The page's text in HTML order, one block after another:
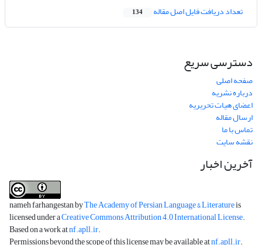
تعداد دریافت فایل اصل مقاله 134
دسترسی سریع
صفحه اصلی
درباره نشریه
اعضای هیات تحریریه
ارسال مقاله
تماس با ما
نقشه سایت
آخرین اخبار
nameh farhangestan byThe Academy of Persian Language & Literatureis
licensed under aCreative Commons Attribution 4.0 International License.
Based on a work atnf.apll.ir.